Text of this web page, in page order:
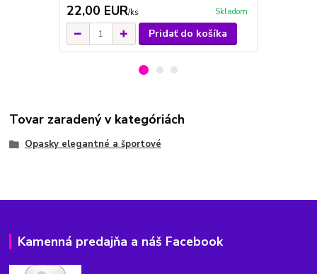
22,00 EUR/ks Skladom
Pridať do košíka
Tovar zaradený v kategóriách
Opasky elegantné a športové
Kamenná predajňa a náš Facebook